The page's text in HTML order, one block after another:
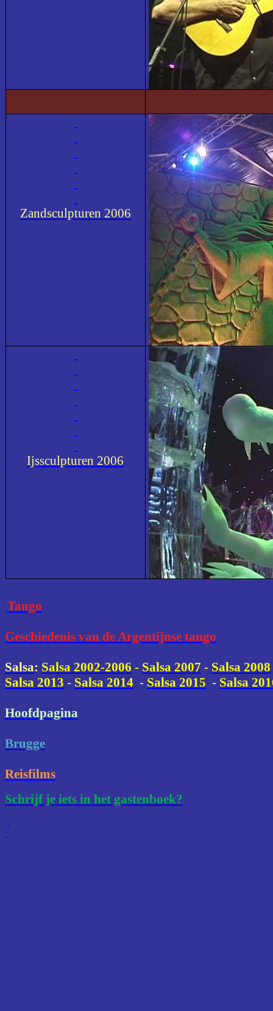
Zandsculpturen 2006
Ijssculpturen 2006
Tango
Geschiedenis van de Argentijnse tango
Salsa: Salsa 2002-2006 - Salsa 2007 - Salsa 2008
Salsa 2013 - Salsa 2014 - Salsa 2015 - Salsa
Hoofdpagina
Brugge
Reisfilms
Schrijf je iets in het gastenboek?